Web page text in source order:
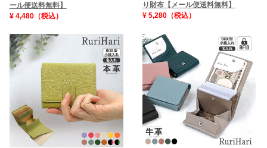
ール便送料無料】
¥ 4,480（税込）
り財布【メール便送料無料】
¥ 5,280（税込）